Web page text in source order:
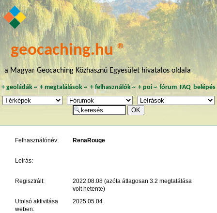
geocaching.hu ®
a Magyar Geocaching Közhasznú Egyesület hivatalos oldala
+ geoládák~ +megtalálások ~ + felhasználók~ + poi~ fórum FAQ belépés
Felhasználónév: RenaRouge
Leírás:
Regisztrált:
2022.08.08 (azóta átlagosan 3.2 megtalálása
volt hetente)
Utolsó aktivitása
weben:
2025.05.04